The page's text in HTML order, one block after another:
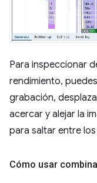
Para inspeccionar
rendimiento,
grabación,
acercar y alejar la
para saltar entre
Cómo usar